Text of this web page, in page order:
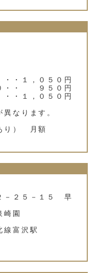
・１，０５０円
・・ ９５０円
・１，０５０円
なります。
り） 月額
－２５－１５ 早
園
線富沢駅